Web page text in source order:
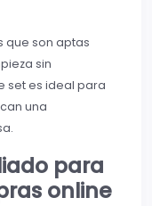
que son aptas
sin
set es ideal para
una
para
online